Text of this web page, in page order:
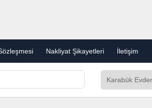
Nakliyat Şikayetleri İletişim